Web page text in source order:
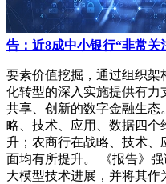
告：近8成中小银行“非常关
要素价值挖掘，通过组织
化转型的深入实施提供有力
共享、创新的数字金融生
略、技术、应用、数据四个
升；农商行在战略、技术
面均有所提升。 《报告》
大模型技术进展，并将其